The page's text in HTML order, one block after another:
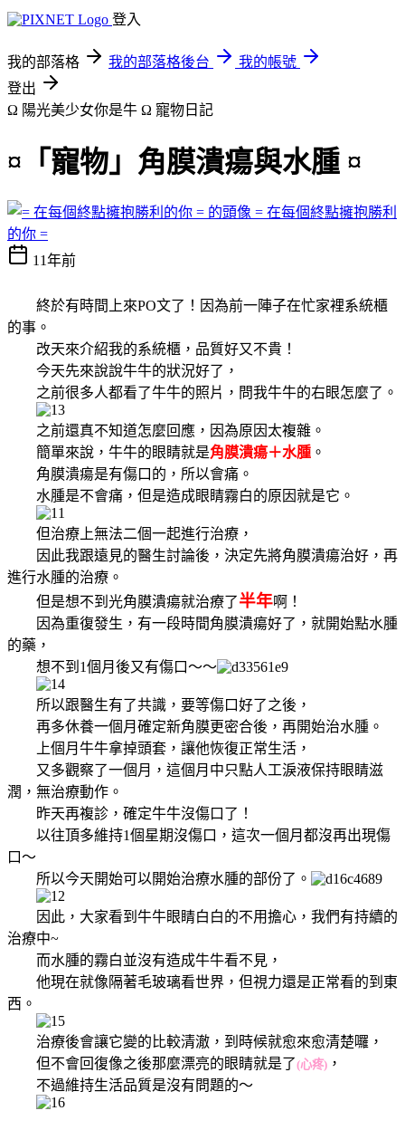
登入
我的部落格 我的部落格後台
我的帳號
登出
Ω 陽光美少女你是牛 Ω 寵物日記
¤「寵物」角膜潰瘍與水腫 ¤
= 在每個終點擁抱勝利
的你 =
11年前
終於有時間上來PO文了！因為前一陣子在忙家裡系統櫃
的事。
改天來介紹我的系統櫃，品質好又不貴！
今天先來說說牛牛的狀況好了，
之前很多人都看了牛牛的照片，問我牛牛的右眼怎麼了。
之前還真不知道怎麼回應，因為原因太複雜。
簡單來說，牛牛的眼睛就是角膜潰瘍＋水腫 。
角膜潰瘍是有傷口的，所以會痛。
水腫是不會痛，但是造成眼睛霧白的原因就是它。
但治療上無法二個一起進行治療，
因此我跟遠見的醫生討論後，決定先將角膜潰瘍治好，再
進行水腫的治療。
但是想不到光角膜潰瘍就治療了半年啊！
因為重復發生，有一段時間角膜潰瘍好了，就開始點水腫
的藥，
想不到1個月後又有傷口～～
所以跟醫生有了共識，要等傷口好了之後，
再多休養一個月確定新角膜更密合後，再開始治水腫。
上個月牛牛拿掉頭套，讓他恢復正常生活，
又多觀察了一個月，這個月中只點人工淚液保持眼睛滋
潤，無治療動作。
昨天再複診，確定牛牛沒傷口了！
以往頂多維持1個星期沒傷口，這次一個月都沒再出現傷
口～
所以今天開始可以開始治療水腫的部份了。
因此，大家看到牛牛眼睛白白的不用擔心，我們有持續的
治療中~
而水腫的霧白並沒有造成牛牛看不見，
他現在就像隔著毛玻璃看世界，但視力還是正常看的到東
西。
治療後會讓它變的比較清澈，到時候就愈來愈清楚囉，
但不會回復像之後那麼漂亮的眼睛就是了(心疼) ，
不過維持生活品質是沒有問題的～